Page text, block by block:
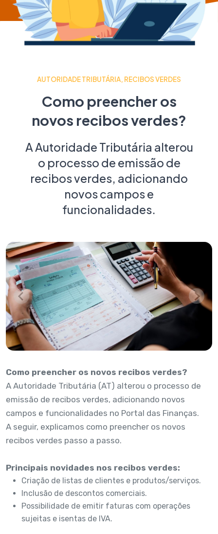
AUTORIDADE TRIBUTÁRIA, RECIBOS VERDES
Como preencher os
novos recibos verdes?
A Autoridade Tributária alterou
o processo de emissão de
recibos verdes, adicionando
novos campos e
funcionalidades.
Como preencher os novos recibos verdes?
A Autoridade Tributária (AT) alterou o processo de
emissão de recibos verdes, adicionando novos
campos e funcionalidades no Portal das Finanças.
A seguir, explicamos como preencher os novos
recibos verdes passo a passo.
Principais novidades nos recibos verdes:
Criação de listas de clientes e produtos/serviços.
Inclusão de descontos comerciais.
Possibilidade de emitir faturas com operações
sujeitas e isentas de IVA.